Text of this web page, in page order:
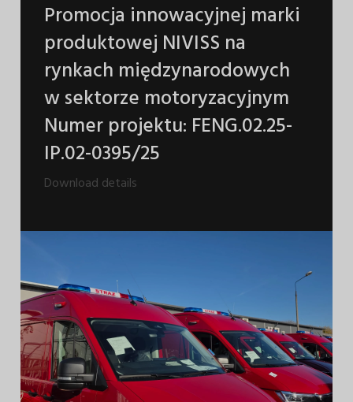
Promocja innowacyjnej marki
produktowej NIVISS na
rynkach międzynarodowych
w sektorze motoryzacyjnym
Numer projektu: FENG.02.25-
IP.02-0395/25
Download details